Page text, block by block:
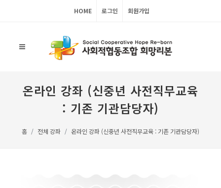
HOME 로그인 회원가입
온라인 강좌 (신중년 사전직무교육
: 기존 기관담당자)
홈 전체 강좌 온라인 강좌 (신중년 사전직무교육 : 기존 기관담당자)